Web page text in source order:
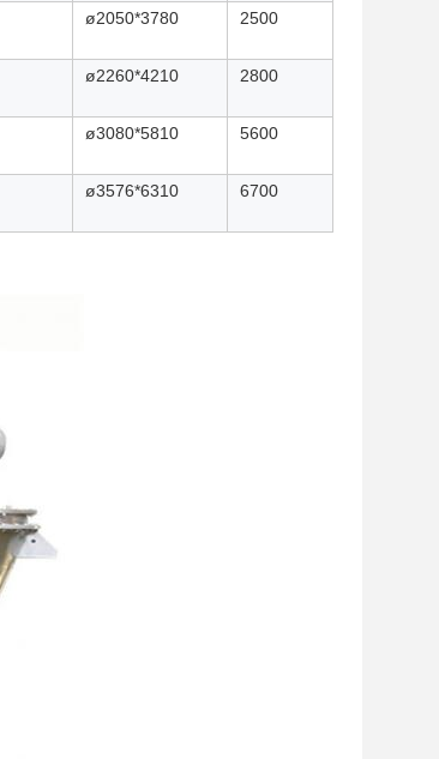
ø2050*3780 2500
ø2260*4210 2800
ø3080*5810 5600
ø3576*6310 6700